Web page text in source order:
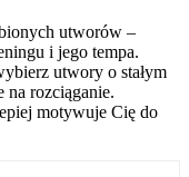
utworów –
i jego tempa.
utwory o stałym
na rozciąganie.
motywuje Cię do